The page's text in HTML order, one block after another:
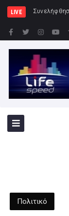
LIVE
Πολιτικό